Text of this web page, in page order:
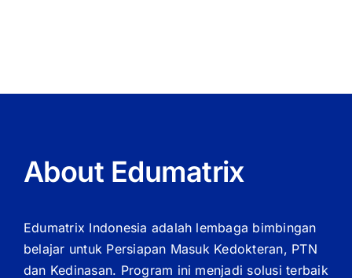
About Edumatrix
Edumatrix Indonesia adalah lembaga bimbingan
belajar untuk Persiapan Masuk Kedokteran, PTN
dan Kedinasan. Program ini menjadi solusi terbaik